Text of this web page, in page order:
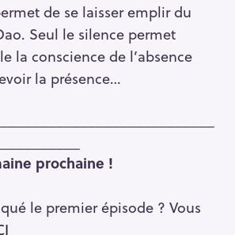
de se laisser emplir du
Seul le silence permet
la conscience de l’absence
la présence…
prochaine !
le premier épisode ? Vous